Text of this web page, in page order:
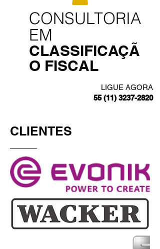
​CONSULTORIA
EM
CLASSIFICAÇÃ
O FISCAL
LIGUE AGORA
55 (11) 3237-2820
CLIENTES